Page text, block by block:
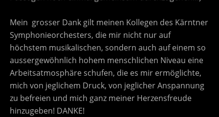
Mein grosser Dank gilt meinen Kollegen des Kärntner
Symphonieorchesters, die mir nicht nur auf
höchstem musikalischen, sondern auch auf einem so
aussergewöhnlich hohem menschlichen Niveau eine
Arbeitsatmosphäre schufen, die es mir ermöglichte,
mich von jeglichem Druck, von jeglicher Anspannung
zu befreien und mich ganz meiner Herzensfreude
hinzugeben! DANKE!